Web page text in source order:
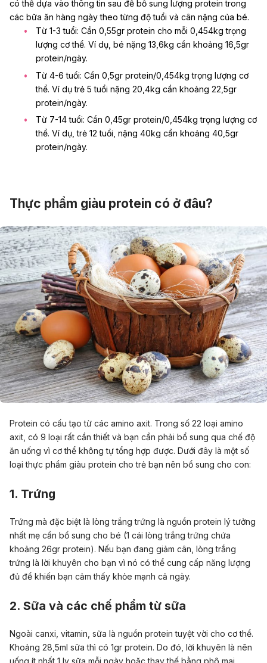
có thể dựa vào thông tin sau để bổ sung lượng protein trong
các bữa ăn hàng ngày theo từng độ tuổi và cân nặng của bé.
Từ 1-3 tuổi: Cần 0,55gr protein cho mỗi 0,454kg trọng
lượng cơ thể. Ví dụ, bé nặng 13,6kg cần khoảng 16,5gr
protein/ngày.
Từ 4-6 tuổi: Cần 0,5gr protein/0,454kg trọng lượng cơ
thể. Ví dụ trẻ 5 tuổi nặng 20,4kg cần khoảng 22,5gr
protein/ngày.
Từ 7-14 tuổi: Cần 0,45gr protein/0,454kg trọng lượng cơ
thể. Ví dụ, trẻ 12 tuổi, nặng 40kg cần khoảng 40,5gr
protein/ngày.
Thực phẩm giàu protein có ở đâu?
Protein có cấu tạo từ các amino axit. Trong số 22 loại amino
axit, có 9 loại rất cần thiết và bạn cần phải bổ sung qua chế độ
ăn uống vì cơ thể không tự tổng hợp được. Dưới đây là một số
loại thực phẩm giàu protein cho trẻ bạn nên bổ sung cho con:
1. Trứng
Trứng mà đặc biệt là lòng trắng trứng là nguồn protein lý tưởng
nhất mẹ cần bổ sung cho bé (1 cái lòng trắng trứng chứa
khoảng 26gr protein). Nếu bạn đang giảm cân, lòng trắng
trứng là lời khuyên cho bạn vì nó có thể cung cấp năng lượng
đủ để khiến bạn cảm thấy khỏe mạnh cả ngày.
2. Sữa và các chế phẩm từ sữa
Ngoài canxi, vitamin, sữa là nguồn protein tuyệt vời cho cơ thể.
Khoảng 28,5ml sữa thì có 1gr protein. Do đó, lời khuyên là nên
uống ít nhất 1 ly sữa mỗi ngày hoặc thay thế bằng phô mai,